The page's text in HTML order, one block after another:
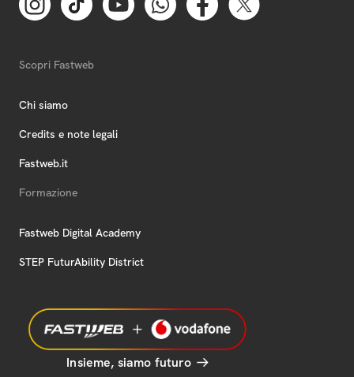
Scopri Fastweb
Chi siamo
Credits e note legali
Fastweb.it
Formazione
Fastweb Digital Academy
STEP FuturAbility District
Insieme, siamo futuro